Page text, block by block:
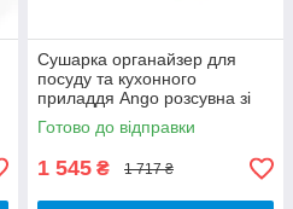
Сушарка органайзер для
посуду та кухонного
приладдя Ango розсувна зі
зливом пластик
Готово до відправки
1 545 ₴ 1 717 ₴